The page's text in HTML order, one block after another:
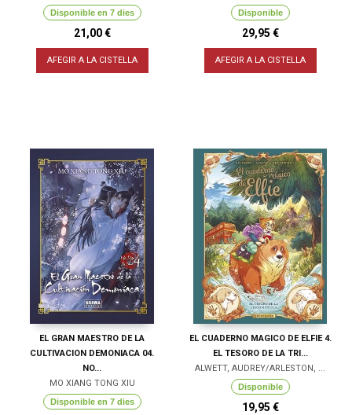
Disponible en 7 dies
21,00 €
AFEGIR A LA CISTELLA
Disponible
29,95 €
AFEGIR A LA CISTELLA
EL GRAN MAESTRO DE LA
CULTIVACION DEMONIACA 04.
NO...
MO XIANG TONG XIU
Disponible en 7 dies
EL CUADERNO MAGICO DE ELFIE 4.
EL TESORO DE LA TRI...
ALWETT, AUDREY/ARLESTON, ...
Disponible
19,95 €